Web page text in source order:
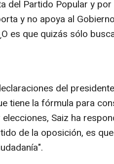
del Partido Popular y
y no apoya al
es que quizás sólo
del
tiene la fórmula para
Saiz ha
de la oposición, es